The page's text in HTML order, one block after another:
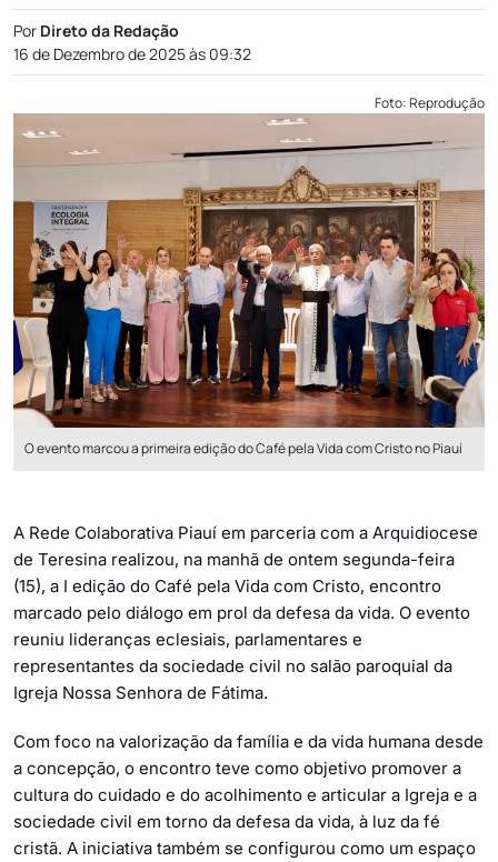
Por Direto da Redação
16 de Dezembro de 2025 às 09:32
Foto: Reprodução
O evento marcou a primeira edição do Café pela Vida com Cristo no Piauí
A Rede Colaborativa Piauí em parceria com a Arquidiocese
de Teresina realizou, na manhã de ontem segunda-feira
(15), a I edição do Café pela Vida com Cristo, encontro
marcado pelo diálogo em prol da defesa da vida. O evento
reuniu lideranças eclesiais, parlamentares e
representantes da sociedade civil no salão paroquial da
Igreja Nossa Senhora de Fátima.
Com foco na valorização da família e da vida humana desde
a concepção, o encontro teve como objetivo promover a
cultura do cuidado e do acolhimento e articular a Igreja e a
sociedade civil em torno da defesa da vida, à luz da fé
cristã. A iniciativa também se configurou como um espaço